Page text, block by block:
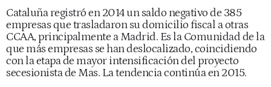
Cataluña registró en 2014 un saldo negativo de 385
empresas que trasladaron su domicilio fiscal a otras
CCAA, principalmente a Madrid. Es la Comunidad de la
que más empresas se han deslocalizado, coincidiendo
con la etapa de mayor intensificación del proyecto
secesionista de Mas. La tendencia continúa en 2015.